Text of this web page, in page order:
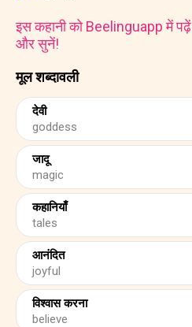
मूल शब्दावली
देवी
goddess
जादू
magic
कहानियाँ
tales
आनंदित
joyful
विश्वास करना
believe
इस कहानी को Beelinguapp में पढ़ें
और सुनें!